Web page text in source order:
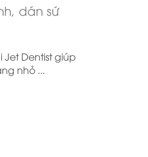
dán sứ
Jet Dentist giúp
nhỏ ...